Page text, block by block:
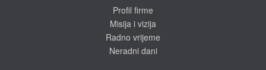
Profil firme
Misija i vizija
Radno vrijeme
Neradni dani